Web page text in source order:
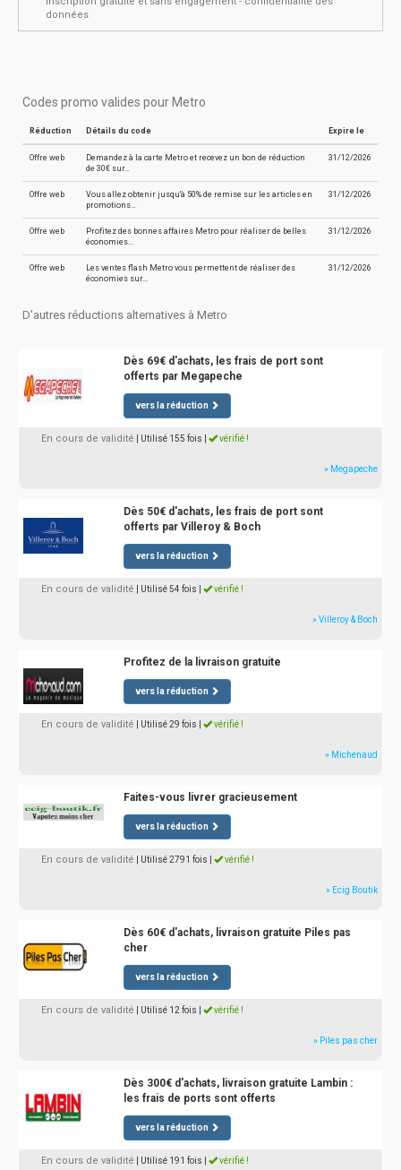
données
Codes promo valides pour Metro
Réduction Détails du code Expire le
Offre web
Demandez à la carte Metro et recevez un bon de réduction
de 30€ sur…
31/12/2026
Offre web
Vous allez obtenir jusqu'à 50% de remise sur les articles en
promotions…
31/12/2026
Offre web
Profitez des bonnes affaires Metro pour réaliser de belles
économies…
31/12/2026
Offre web
Les ventes flash Metro vous permettent de réaliser des
économies sur…
31/12/2026
D'autres réductions alternatives à Metro
Dès 69€ d'achats, les frais de port sont
offerts par Megapeche
vers la réduction
En cours de validité | Utilisé 155 fois vérifié !
» Megapeche
Dès 50€ d'achats, les frais de port sont
offerts par Villeroy & Boch
vers la réduction
En cours de validité | Utilisé 54 fois vérifié !
» Villeroy & Boch
Profitez de la livraison gratuite
vers la réduction
En cours de validité | Utilisé 29 fois vérifié !
» Michenaud
Faites-vous livrer gracieusement
vers la réduction
En cours de validité | Utilisé 2791 fois vérifié !
» Ecig Boutik
Dès 60€ d'achats, livraison gratuite Piles pas
cher
vers la réduction
En cours de validité | Utilisé 12 fois vérifié !
» Piles pas cher
Dès 300€ d'achats, livraison gratuite Lambin :
les frais de ports sont offerts
vers la réduction
En cours de validité | Utilisé 191 fois vérifié !